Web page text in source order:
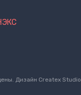
Дизайн Createx Studio